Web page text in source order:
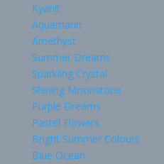
Kyanit
Aquamarin
Amethyst
Summer Dreams
Sparkling Crystal
Shining Moonstone
Purple Dreams
Pastel Flowers
Bright Summer Colours
Blue Ocean